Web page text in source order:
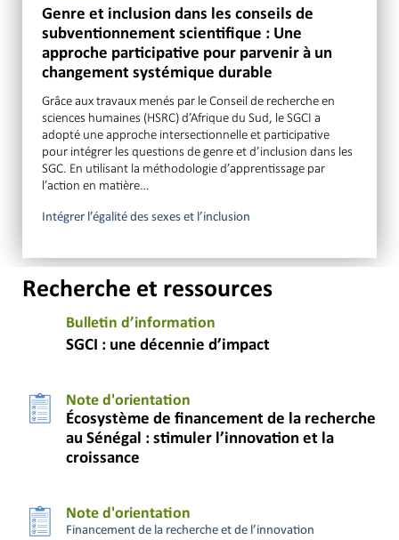
Genre et inclusion dans les conseils de
subventionnement scientifique : Une
approche participative pour parvenir à un
changement systémique durable
Grâce aux travaux menés par le Conseil de recherche en
sciences humaines (HSRC) d’Afrique du Sud, le SGCI a
adopté une approche intersectionnelle et participative
pour intégrer les questions de genre et d’inclusion dans les
SGC. En utilisant la méthodologie d’apprentissage par
l’action en matière…
Intégrer l’égalité des sexes et l’inclusion
Recherche et ressources
Bulletin d’information
SGCI : une décennie d’impact
Note d'orientation
Écosystème de financement de la recherche
au Sénégal : stimuler l’innovation et la
croissance
Note d'orientation
Financement de la recherche et de l’innovation